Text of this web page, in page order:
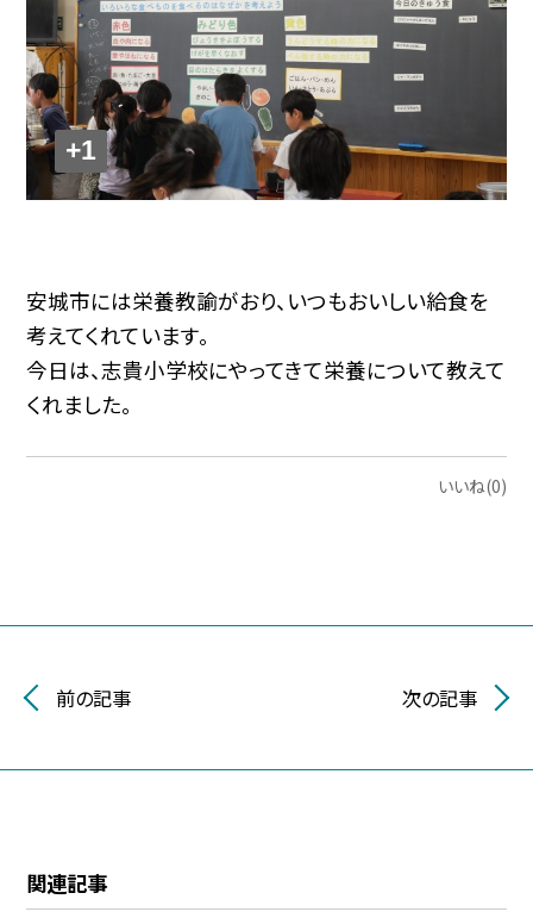
+1
安城市には栄養教諭がおり、いつもおいしい給食を
考えてくれています。
今日は、志貴小学校にやってきて栄養について教えて
くれました。
いいね(0)
前の記事 次の記事
関連記事